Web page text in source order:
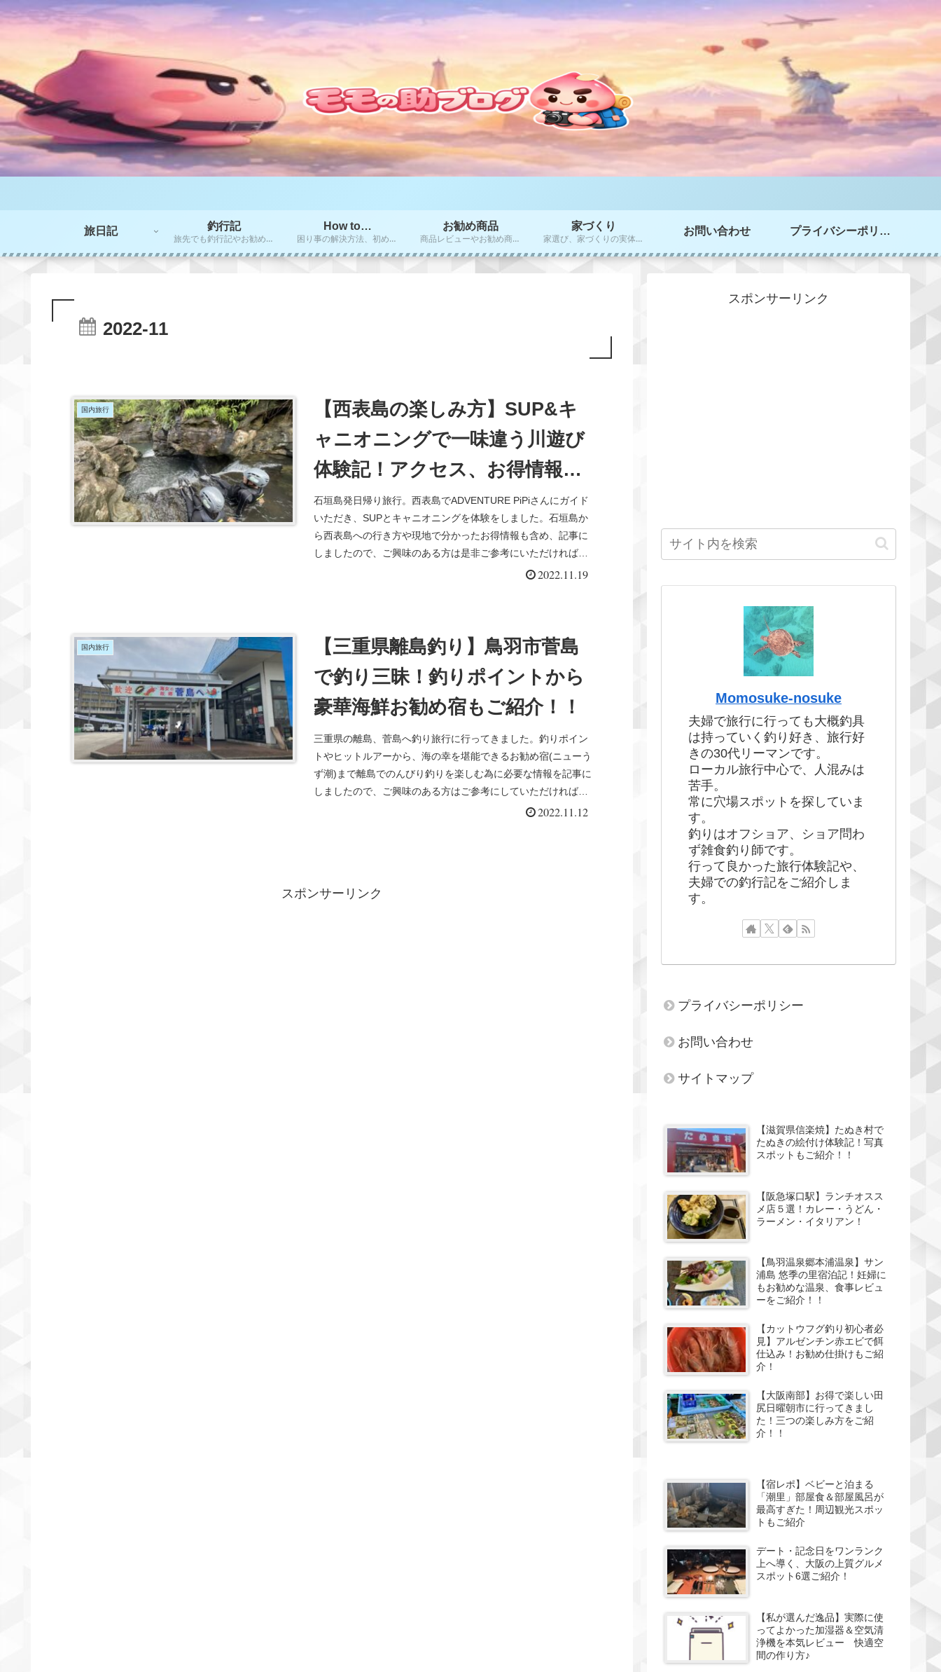
旅日記
釣行記
旅先でも釣行記やお勧めポイントをご紹介！！
How to…
困り事の解決方法、初めての方にお勧めのやり方、秘訣をご紹介！！
お勧め商品
商品レビューやお勧め商品のご紹介
家づくり
家選び、家づくりの実体験情報を掲載
お問い合わせ プライバシーポリシー
2022-11
国内旅行
【西表島の楽しみ方】SUP&キ
ャニオニングで一味違う川遊び
体験記！アクセス、お得情報
も！！
石垣島発日帰り旅行。西表島でADVENTURE PiPiさんにガイド
いただき、SUPとキャニオニングを体験をしました。石垣島か
ら西表島への行き方や現地で分かったお得情報も含め、記事に
しましたので、ご興味のある方は是非ご参考にいただければと
2022.11.19
国内旅行
【三重県離島釣り】鳥羽市菅島
で釣り三昧！釣りポイントから
豪華海鮮お勧め宿もご紹介！！
三重県の離島、菅島へ釣り旅行に行ってきました。釣りポイン
トやヒットルアーから、海の幸を堪能できるお勧め宿(ニューう
ず潮)まで離島でのんびり釣りを楽しむ為に必要な情報を記事に
しましたので、ご興味のある方はご参考にしていただければと
2022.11.12
スポンサーリンク
スポンサーリンク
Momosuke-nosuke
夫婦で旅行に行っても大概釣具
は持っていく釣り好き、旅行好
きの30代リーマンです。
ローカル旅行中心で、人混みは
苦手。
常に穴場スポットを探していま
す。
釣りはオフショア、ショア問わ
ず雑食釣り師です。
行って良かった旅行体験記や、
夫婦での釣行記をご紹介しま
す。
プライバシーポリシー
お問い合わせ
サイトマップ
【滋賀県信楽焼】たぬき村で
たぬきの絵付け体験記！写真
スポットもご紹介！！
【阪急塚口駅】ランチオスス
メ店５選！カレー・うどん・
ラーメン・イタリアン！
【鳥羽温泉郷本浦温泉】サン
浦島 悠季の里宿泊記！妊婦に
もお勧めな温泉、食事レビュ
ーをご紹介！！
【カットウフグ釣り初心者必
見】アルゼンチン赤エビで餌
仕込み！お勧め仕掛けもご紹
介！
【大阪南部】お得で楽しい田
尻日曜朝市に行ってきまし
た！三つの楽しみ方をご紹
介！！
【宿レポ】ベビーと泊まる
「潮里」部屋食＆部屋風呂が
最高すぎた！周辺観光スポッ
トもご紹介
デート・記念日をワンランク
上へ導く、大阪の上質グルメ
スポット6選ご紹介！
【私が選んだ逸品】実際に使
ってよかった加湿器＆空気清
浄機を本気レビュー 快適空
間の作り方♪